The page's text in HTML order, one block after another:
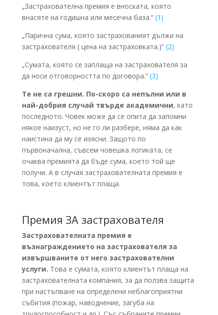
„Застрахователна премия е вноската, която
внасяте на годишна или месечна база.“ (1)
„Парична сума, която застрахованият дължи на
застрахователя ( цена на застраховката.)“ (2)
„Сумата, която се заплаща на застрахователя за
да носи отговорността по договора.“ (3)
Те не са грешни. По-скоро са непълни или в
най-добрия случай твърде академични, като
последното. Човек може да се опита да запомни
някое наизуст, но не го ли разбере, няма да как
наистина да му се изясни. Защото по
първоначална, съвсем човешка логиката, се
очаква премията да бъде сума, което той ще
получи. А в случая застрахователната премия е
това, което клиентът плаща.
Премия ЗА застрахователя
Застрахователната премия е
възнаграждението на застрахователя за
извършваните от него застрахователни
услуги. Това е сумата, която клиентът плаща на
застрахователната компания, за да ползва защита
при настъпване на определени неблагоприятни
събития (пожар, наводнение, загуба на